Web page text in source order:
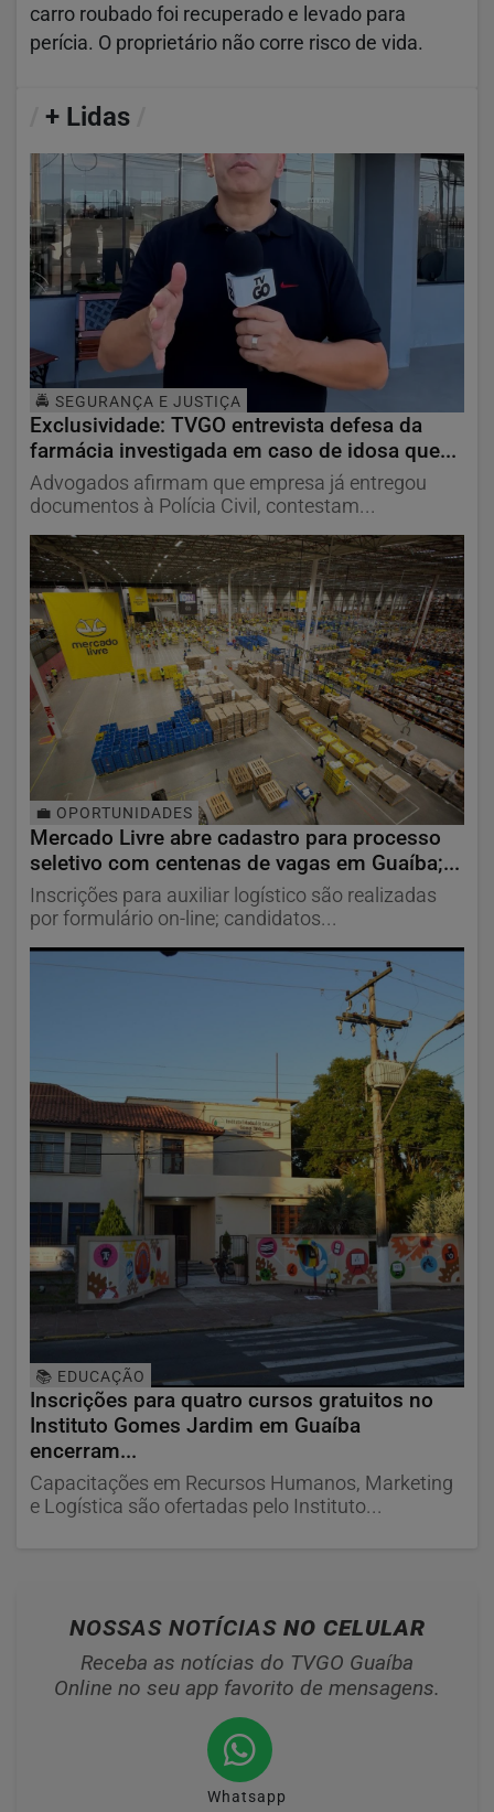
carro roubado foi recuperado e levado para
perícia. O proprietário não corre risco de vida.
+ Lidas
🚔 SEGURANÇA E JUSTIÇA
Exclusividade: TVGO entrevista defesa da
farmácia investigada em caso de idosa que...
Advogados afirmam que empresa já entregou
documentos à Polícia Civil, contestam...
💼 OPORTUNIDADES
Mercado Livre abre cadastro para processo
seletivo com centenas de vagas em Guaíba;...
Inscrições para auxiliar logístico são realizadas
por formulário on-line; candidatos...
📚 EDUCAÇÃO
Inscrições para quatro cursos gratuitos no
Instituto Gomes Jardim em Guaíba
encerram...
Capacitações em Recursos Humanos, Marketing
e Logística são ofertadas pelo Instituto...
NOSSAS NOTÍCIAS NO CELULAR
Receba as notícias do TVGO Guaíba
Online no seu app favorito de mensagens.
Whatsapp